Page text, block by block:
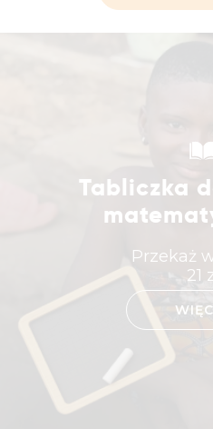
Tabliczka
Przekaż
21